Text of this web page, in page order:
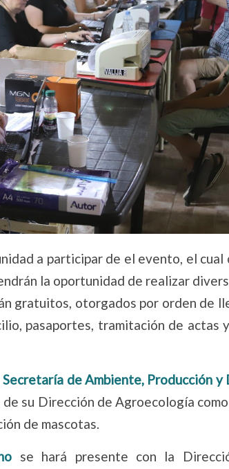
a participar de el evento, el
la oportunidad de realizar
gratuitos, otorgados por orden de
pasaportes, tramitación de actas
Secretaría de Ambiente, Producción
su Dirección de Agroecología
de mascotas.
se hará presente con la